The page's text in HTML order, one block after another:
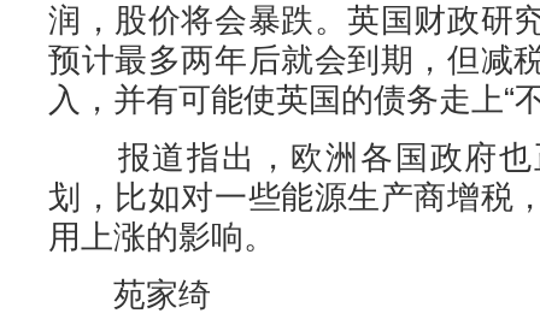
润，股价将会暴跌。英国财政研
预计最多两年后就会到期，但减
入，并有可能使英国的债务走上“
报道指出，欧洲各国政府也
划，比如对一些能源生产商增税
用上涨的影响。
苑家绮